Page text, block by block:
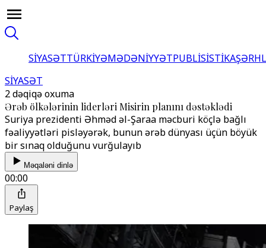
SİYASƏTTÜRKİYƏMƏDƏNİYYƏTPUBLİSİSTİKA
SİYASƏT
2 dəqiqə oxuma
Ərəb ölkələrinin liderləri Misirin planını dəstəklədi
Suriya prezidenti Əhməd əl-Şaraa məcburi köçlə bağlı
fəaliyyətləri pisləyərək, bunun ərəb dünyası üçün böyük
bir sınaq olduğunu vurğulayıb
Məqaləni dinlə
00:00
Paylaş